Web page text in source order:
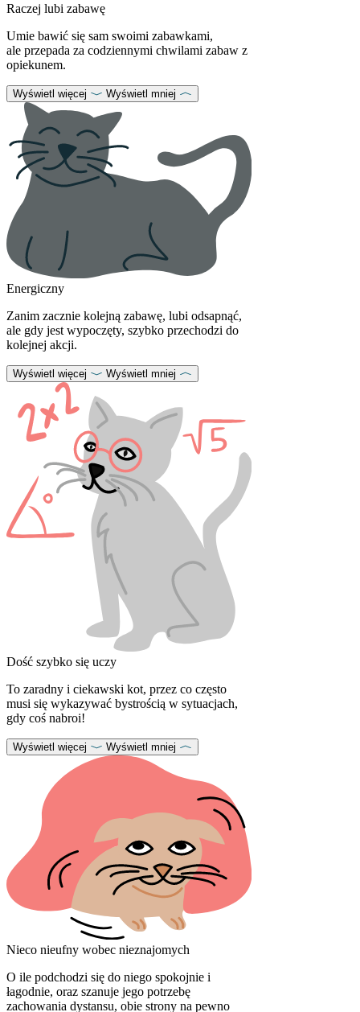
Raczej lubi zabawę
Umie bawić się sam swoimi zabawkami,
ale przepada za codziennymi chwilami zabaw z
opiekunem.
Wyświetl więcej Wyświetl mniej
Energiczny
Zanim zacznie kolejną zabawę, lubi odsapnąć,
ale gdy jest wypoczęty, szybko przechodzi do
kolejnej akcji.
Wyświetl więcej Wyświetl mniej
Dość szybko się uczy
To zaradny i ciekawski kot, przez co często
musi się wykazywać bystrością w sytuacjach,
gdy coś nabroi!
Wyświetl więcej Wyświetl mniej
Nieco nieufny wobec nieznajomych
O ile podchodzi się do niego spokojnie i
łagodnie, oraz szanuje jego potrzebę
zachowania dystansu, obie strony na pewno